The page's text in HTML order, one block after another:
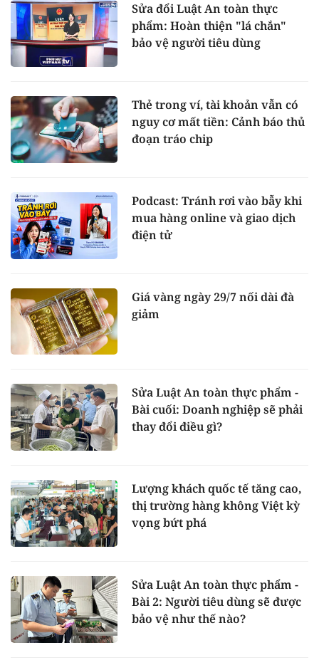
Sửa đổi Luật An toàn thực
phẩm: Hoàn thiện "lá chắn"
bảo vệ người tiêu dùng
Thẻ trong ví, tài khoản vẫn có
nguy cơ mất tiền: Cảnh báo thủ
đoạn tráo chip
Podcast: Tránh rơi vào bẫy khi
mua hàng online và giao dịch
điện tử
Giá vàng ngày 29/7 nối dài đà
giảm
Sửa Luật An toàn thực phẩm -
Bài cuối: Doanh nghiệp sẽ phải
thay đổi điều gì?
Lượng khách quốc tế tăng cao,
thị trường hàng không Việt kỳ
vọng bứt phá
Sửa Luật An toàn thực phẩm -
Bài 2: Người tiêu dùng sẽ được
bảo vệ như thế nào?